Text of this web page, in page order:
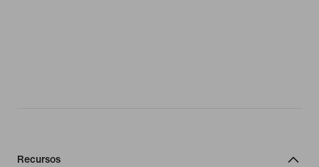
Recursos